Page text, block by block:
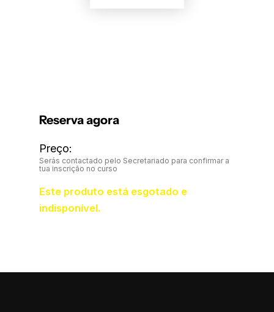
Reserva agora
Preço:
Serás contactado pelo Secretariado para confirmar a
tua inscrição no curso
Este produto está esgotado e
indisponível.